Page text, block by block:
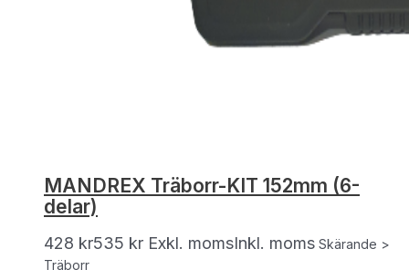
MANDREX Träborr-KIT 152mm (6-
delar)
428 kr535 kr Exkl. momsInkl. moms Skärande >
Träborr